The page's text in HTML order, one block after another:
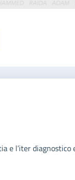
e l’iter diagnostico